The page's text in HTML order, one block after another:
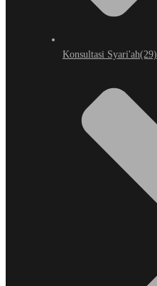
Konsultasi Syari'ah(29)